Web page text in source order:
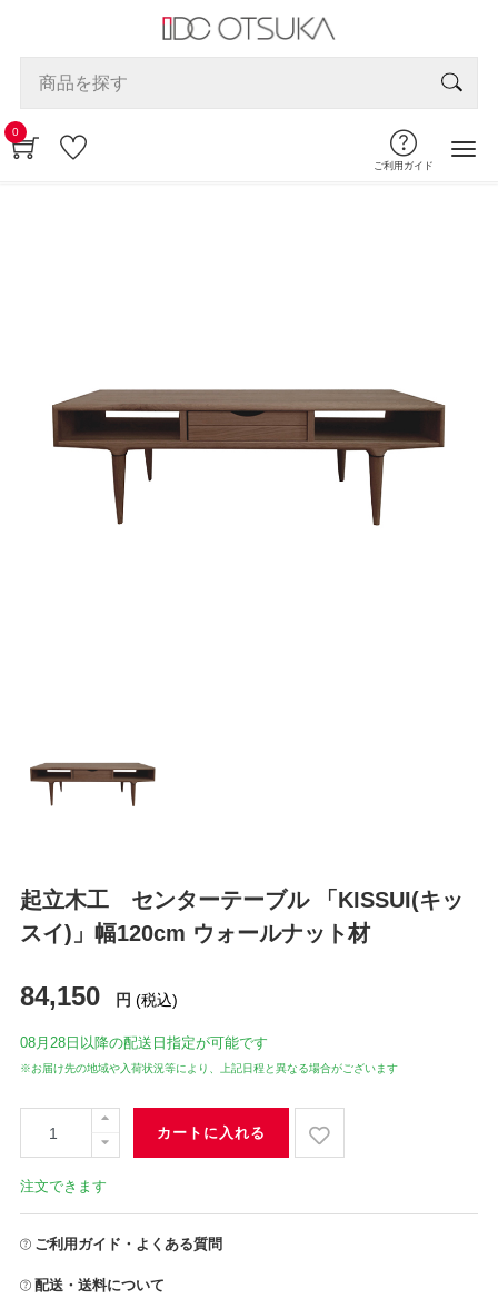
0
ご利用ガイド
起立木工 センターテーブル 「KISSUI(キッ
スイ)」幅120cm ウォールナット材
84,150 円 (税込)
08月28日 以降の配送日指定が可能です
※お届け先の地域や入荷状況等により、上記日程と異なる場合がございます
カートに入れる
注文できます
ご利用ガイド・よくある質問
配送・送料について